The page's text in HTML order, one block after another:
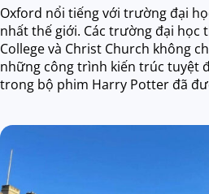
Oxford nổi tiếng với trường đại
nhất thế giới. Các trường đại học
College và Christ Church không
những công trình kiến trúc tuyệt
trong bộ phim Harry Potter đã